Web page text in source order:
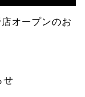
オープンのお
せ